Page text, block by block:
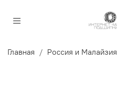
Главная Россия и Малайзия